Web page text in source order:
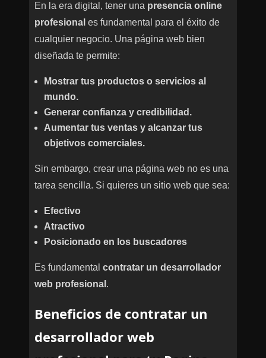
En la era digital, tener una presencia online
profesional es fundamental para el éxito de
cualquier negocio. Una página web bien
diseñada te permite:
Mostrar tus productos o servicios al
mundo.
Generar confianza y credibilidad.
Aumentar tus ventas y alcanzar tus
objetivos comerciales.
Sin embargo, crear una página web no es una
tarea sencilla. Si quieres un sitio web que sea:
Efectivo
Atractivo
Posicionado en los buscadores
Es fundamental contratar un desarrollador
web profesional .
Beneficios de contratar un
desarrollador web